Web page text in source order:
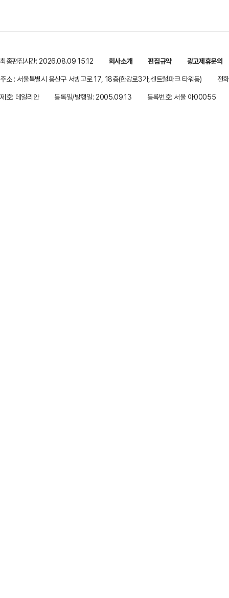
최종편집시간: 2026.08.09 15:12 회사소개 편집규약
광고제휴문의
주소 : 서울특별시 용산구 서빙고로 17, 18층(한강로3가,센트럴파크 타워동)
전
제호: 데일리안
등록일/발행일: 2005.09.13 등록번호: 서울 아00055